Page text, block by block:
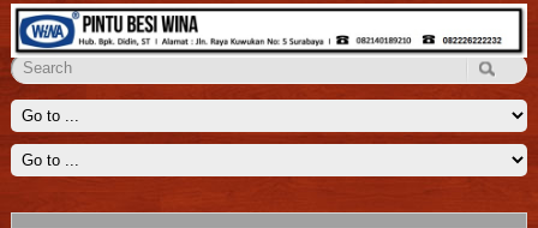
Penyekat Ruangan Wina
Kami menyediakan solusi untuk menyekat ruangan yang luas seperti
ruang keluarga, aula, lobi dengan sebuah penyekat ruangan
More